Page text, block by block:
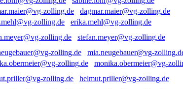
dagmar.maier@vg-zolling.de
erika.mehl@vg-zolling.de
stefan.meyer@vg-zolling.de
mia.neugebauer@vg-
monika.obermeier@vg-
helmut.priller@vg-zolling.de